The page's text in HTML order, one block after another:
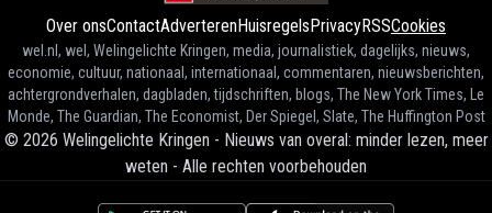
Over onsContactAdverterenHuisregelsPrivacyRSSCookies
wel.nl, wel, Welingelichte Kringen, media, journalistiek, dagelijks, nieuws,
economie, cultuur, nationaal, internationaal, commentaren, nieuwsberichten,
achtergrondverhalen, dagbladen, tijdschriften, blogs, The New York Times, Le
Monde, The Guardian, The Economist, Der Spiegel, Slate, The Huffington Post
© 2026 Welingelichte Kringen - Nieuws van overal: minder lezen, meer
weten - Alle rechten voorbehouden